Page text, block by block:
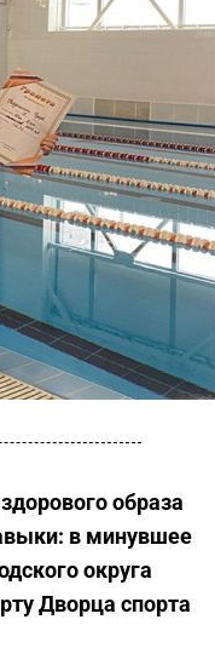
образа
в минувшее
округа
Дворца спорта